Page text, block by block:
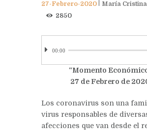
27-Febrero-2020
María
2850
00:00
“Momento
27 de Febrero de
Los coronavirus son una
virus responsables de
afecciones que van desde el